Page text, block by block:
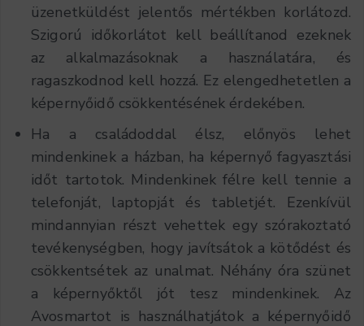
üzenetküldést jelentős mértékben korlátozd.
Szigorú időkorlátot kell beállítanod ezeknek
az alkalmazásoknak a használatára, és
ragaszkodnod kell hozzá. Ez elengedhetetlen a
képernyőidő csökkentésének érdekében.
Ha a családoddal élsz, előnyös lehet
mindenkinek a házban, ha képernyő fagyasztási
időt tartotok. Mindenkinek félre kell tennie a
telefonját, laptopját és tabletjét. Ezenkívül
mindannyian részt vehettek egy szórakoztató
tevékenységben, hogy javítsátok a kötődést és
csökkentsétek az unalmat. Néhány óra szünet
a képernyőktől jót tesz mindenkinek. Az
Avosmartot is használhatjátok a képernyőidő